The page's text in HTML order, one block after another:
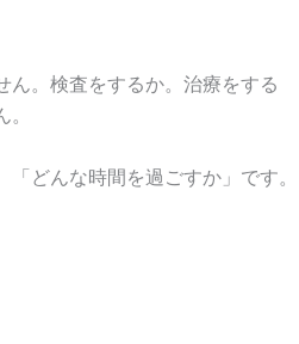
ん。検査をするか。治療をする
どんな時間を過ごすか」です。